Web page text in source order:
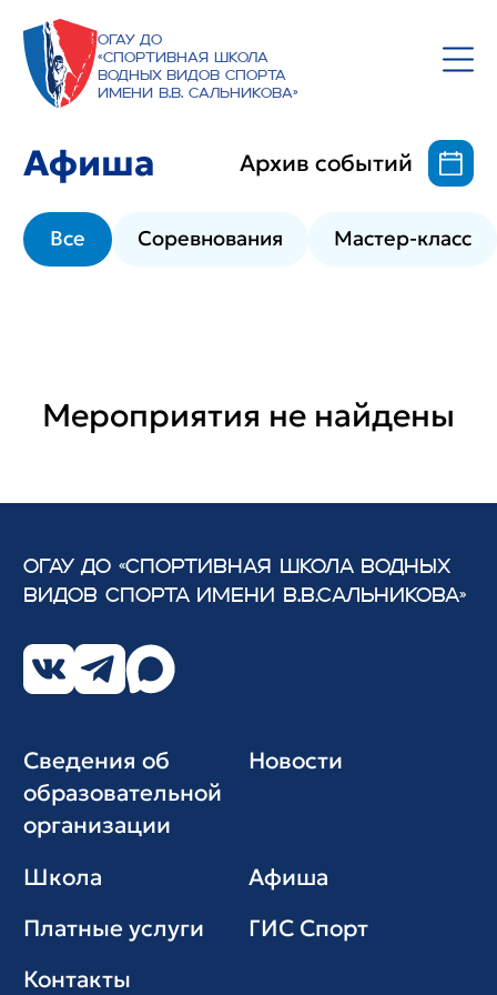
ОГАУ ДО
«Спортивная школа
водных видов спорта
имени В.В. Сальникова»
Афиша Архив событий
Все Соревнования Мастер-класс
Мероприятия не найдены
ОГАУ ДО «СПОРТИВНАЯ ШКОЛА ВОДНЫХ
ВИДОВ СПОРТА ИМЕНИ В.В.САЛЬНИКОВА»
Сведения об
образовательной
организации
Новости
Школа
Афиша
Платные услуги
ГИС Cпорт
Контакты